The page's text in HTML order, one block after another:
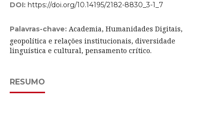
DOI: https://doi.org/10.14195/2182-8830_3-1_7
Palavras-chave: Academia, Humanidades Digitais,
geopolítica e relações institucionais, diversidade
linguística e cultural, pensamento crítico.
RESUMO